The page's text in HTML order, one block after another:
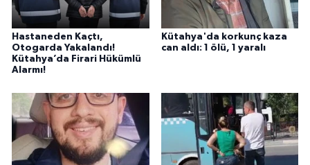
Hastaneden Kaçtı,
Otogarda Yakalandı!
Kütahya’da Firari Hükümlü
Alarmı!
Kütahya'da korkunç kaza
can aldı: 1 ölü, 1 yaralı